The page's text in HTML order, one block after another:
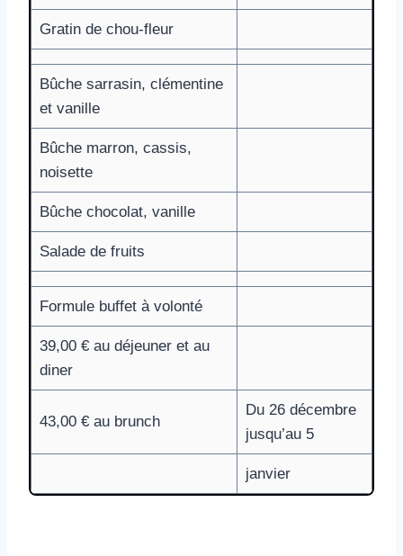
Gratin de chou-fleur
Bûche sarrasin, clémentine
et vanille
Bûche marron, cassis,
noisette
Bûche chocolat, vanille
Salade de fruits
Formule buffet à volonté
39,00 € au déjeuner et au
diner
43,00 € au brunch
Du 26 décembre
jusqu’au 5
janvier